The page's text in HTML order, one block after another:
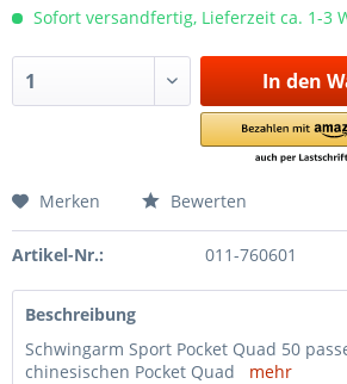
Sofort versandfertig, Lieferzeit ca. 1-3
In den
Merken Bewerten
Artikel-Nr.: 011-760601
Beschreibung
Schwingarm Sport Pocket Quad 50
chinesischen Pocket Quad mehr